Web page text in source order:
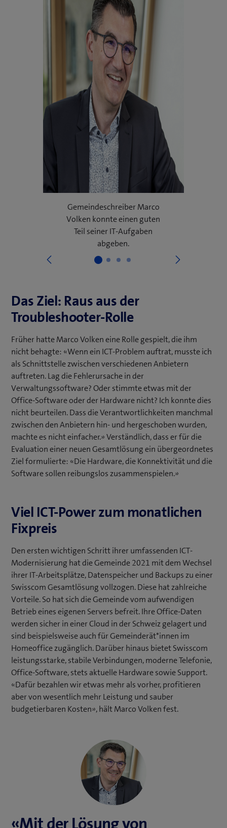
Gemeindeschreiber Marco
Volken konnte einen guten
Teil seiner IT-Aufgaben
abgeben.
Das Ziel: Raus aus der
Troubleshooter-Rolle
Früher hatte Marco Volken eine Rolle gespielt, die ihm
nicht behagte: «Wenn ein ICT-Problem auftrat, musste ich
als Schnittstelle zwischen verschiedenen Anbietern
auftreten. Lag die Fehlerursache in der
Verwaltungssoftware? Oder stimmte etwas mit der
Office-Software oder der Hardware nicht? Ich konnte dies
nicht beurteilen. Dass die Verantwortlichkeiten manchmal
zwischen den Anbietern hin- und hergeschoben wurden,
machte es nicht einfacher.» Verständlich, dass er für die
Evaluation einer neuen Gesamtlösung ein übergeordnetes
Ziel formulierte: «Die Hardware, die Konnektivität und die
Software sollen reibungslos zusammenspielen.»
Viel ICT-Power zum monatlichen
Fixpreis
Den ersten wichtigen Schritt ihrer umfassenden ICT-
Modernisierung hat die Gemeinde 2021 mit dem Wechsel
ihrer IT-Arbeitsplätze, Datenspeicher und Backups zu einer
Swisscom Gesamtlösung vollzogen. Diese hat zahlreiche
Vorteile. So hat sich die Gemeinde vom aufwendigen
Betrieb eines eigenen Servers befreit. Ihre Office-Daten
werden sicher in einer Cloud in der Schweiz gelagert und
sind beispielsweise auch für Gemeinderät*innen im
Homeoffice zugänglich. Darüber hinaus bietet Swisscom
leistungsstarke, stabile Verbindungen, moderne Telefonie,
Office-Software, stets aktuelle Hardware sowie Support.
«Dafür bezahlen wir etwas mehr als vorher, profitieren
aber von wesentlich mehr Leistung und sauber
budgetierbaren Kosten», hält Marco Volken fest.
«Mit der Lösung von